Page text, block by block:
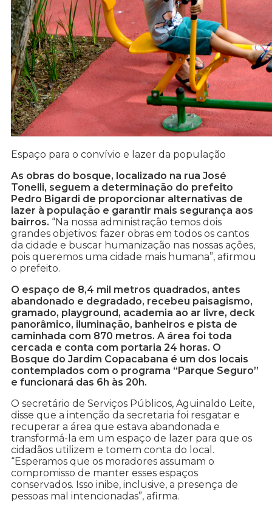
Espaço para o convívio e lazer da população
As obras do bosque, localizado na rua José
Tonelli, seguem a determinação do prefeito
Pedro Bigardi de proporcionar alternativas de
lazer à população e garantir mais segurança aos
bairros. “Na nossa administração temos dois
grandes objetivos: fazer obras em todos os cantos
da cidade e buscar humanização nas nossas ações,
pois queremos uma cidade mais humana”, afirmou
o prefeito.
O espaço de 8,4 mil metros quadrados, antes
abandonado e degradado, recebeu paisagismo,
gramado, playground, academia ao ar livre, deck
panorâmico, iluminação, banheiros e pista de
caminhada com 870 metros. A área foi toda
cercada e conta com portaria 24 horas. O
Bosque do Jardim Copacabana é um dos locais
contemplados com o programa “Parque Seguro”
e funcionará das 6h às 20h.
O secretário de Serviços Públicos, Aguinaldo Leite,
disse que a intenção da secretaria foi resgatar e
recuperar a área que estava abandonada e
transformá-la em um espaço de lazer para que os
cidadãos utilizem e tomem conta do local.
“Esperamos que os moradores assumam o
compromisso de manter esses espaços
conservados. Isso inibe, inclusive, a presença de
pessoas mal intencionadas”, afirma.